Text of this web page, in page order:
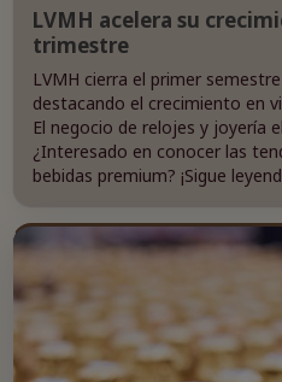
LVMH acelera su
trimestre
LVMH cierra el primer
destacando el crecimiento en
El negocio de relojes y joyería
¿Interesado en conocer las
bebidas premium? ¡Sigue